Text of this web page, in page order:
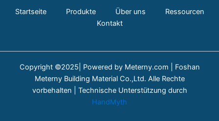
Startseite Produkte Über uns
Ressourcen
Kontakt
Copyright ©2025| Powered by Meterny.com | Foshan
Meterny Building Material Co.,Ltd. Alle Rechte
vorbehalten | Technische Unterstützung durch
HandMyth